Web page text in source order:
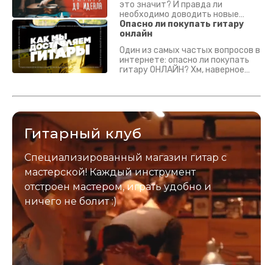
это значит? И правда ли
необходимо доводить новые
гитары? Если кратко - да.
Подробно - в видео :)
Опасно ли покупать гитару
онлайн
Один из самых частых вопросов в
интернете: опасно ли покупать
гитару ОНЛАЙН? Хм, наверное
застрахован. Случись что -
Гитарный клуб
Специализированный магазин гитар с
мастерской! Каждый инструмент
отстроен мастером, играть удобно и
ничего не болит :)